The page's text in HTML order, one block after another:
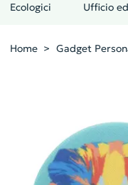
Ecologici Ufficio
Home Gadget